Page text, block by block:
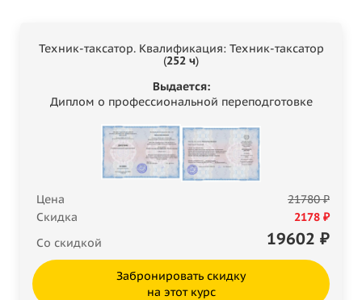
Техник-таксатор. Квалификация: Техник-таксатор
(252 ч)
Выдается:
Диплом о профессиональной переподготовке
Цена
21780 ₽
Скидка
2178 ₽
Со скидкой
19602 ₽
Забронировать скидку
на этот курс